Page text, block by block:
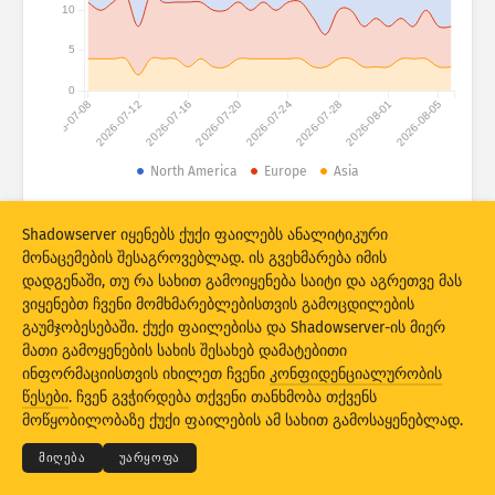
შეტევის სტატისტიკა: მოწყობილობები
დახმარება
ქვეყნები
მონაცემთა კომპლექტი
დააჯგუფეთ
ქვეყანა ტეგი
Stacking სტეკში განთავსებული გადაფარვა
ავტომატური განახლების შედეგები
განახლება
საწყის პარამეტრებზე
დაბრუნება
PNG-ს სახით ჩამოტვირთვა
2026-07-082026-07-122026-07-162026-07-202026-07-242026-07-282026-08-012026-08-05
0
5
10
North America Europe Asia
© 2026THE SHADOWSERVER FOUNDATION
კონფიდენციალურობა და პირობები
დაგვიკავშირდით
კრედიტები
Shadowserver იყენებს ქუქი ფაილებს ანალიტიკური
მონაცემების შესაგროვებლად. ის გვეხმარება იმის
დადგენაში, თუ რა სახით გამოიყენება საიტი და აგრეთვე მას
ვიყენებთ ჩვენი მომხმარებლებისთვის გამოცდილების
გაუმჯობესებაში. ქუქი ფაილებისა და Shadowserver-ის მიერ
მათი გამოყენების სახის შესახებ დამატებითი
ინფორმაციისთვის იხილეთ ჩვენი კონფიდენციალურობის
წესები. ჩვენ გვჭირდება თქვენი თანხმობა თქვენს
მოწყობილობაზე ქუქი ფაილების ამ სახით გამოსაყენებლად.
მიღება უარყოფა